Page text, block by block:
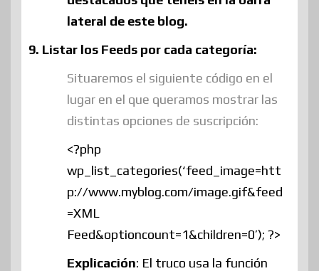
lateral de este blog.
9. Listar los Feeds por cada categoría:
Situaremos el siguiente código en el
lugar en el que queramos mostrar las
distintas opciones de suscripción:
<?php
wp_list_categories(‘feed_image=htt
p://www.myblog.com/image.gif&feed
=XML
Feed&optioncount=1&children=0’); ?>
Explicación: El truco usa la función